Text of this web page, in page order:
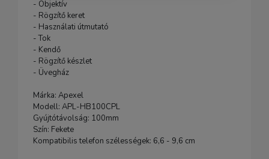
- Objektív
- Rögzítő keret
- Használati útmutató
- Tok
- Kendő
- Rögzítő készlet
- Üvegház
Márka: Apexel
Modell: APL-HB100CPL
Gyújtótávolság: 100mm
Szín: Fekete
Kompatibilis telefon szélességek: 6,6 - 9,6 cm